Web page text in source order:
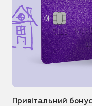
Привітальний